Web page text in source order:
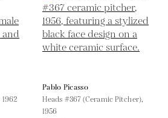
1962
Pablo Picasso
Heads #367 (Ceramic Pitcher),
1956